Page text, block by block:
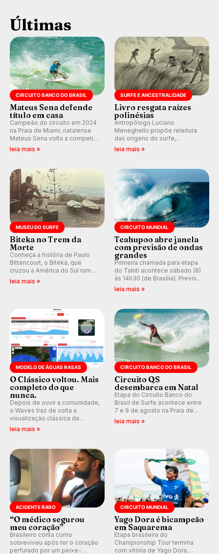
Últimas
CIRCUITO BANCO DO BRASIL
Mateus Sena defende
título em casa
Campeão do circuito em 2024
na Praia de Miami, natalense
Mateus Sena volta a competir
em casa em busca de manter a
leia mais »
SURFE E ANCESTRALIDADE
Livro resgata raízes
polinésias
Antropólogo Luciano
Meneghello propõe releitura
das origens do surfe,
resgatando a cultura polinésia
prática em esporte e indústria.
leia mais »
MUSEU DO SURFE
Biteka no Trem da
Morte
Conheça a história de Paulo
Bittencourt, o Biteka, que
cruzou a América do Sul rumo
ao Pacífico em uma jornada
leia mais »
CIRCUITO MUNDIAL
Teahupoo abre janela
com previsão de ondas
grandes
Primeira chamada para etapa
do Tahiti acontece sábado (8)
às 14h30 (de Brasília). Previsão
indica swell consistente.
Kelly Slater convidado.
leia mais »
MODELO DE ÁGUAS RASAS
O Clássico voltou. Mais
completo do que
nunca.
Depois de ouvir a comunidade,
o Waves traz de volta a
visualização clássica da
previsão de águas rasas,
ondas para até 16 dias.
leia mais »
CIRCUITO BANCO DO BRASIL
Circuito QS
desembarca em Natal
Etapa do Circuito Banco do
Brasil de Surfe acontece entre
7 e 9 de agosto na Praia de
Miami (RN), em disputas
leia mais »
ACIDENTE RARO
“O médico segurou
meu coração”
Brasileiro conta como
sobreviveu após ter o coração
perfurado por um peixe-
CIRCUITO MUNDIAL
Yago Dora é bicampeão
em Saquarema
Etapa brasileira do
Championship Tour termina
com vitória de Yago Dora.